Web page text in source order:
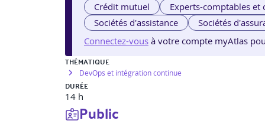
Crédit mutuel
Experts-comptables et
Sociétés d'assistance
Sociétés
Connectez-vous à votre compte myAtlas
THÉMATIQUE
DevOps et intégration continue
DURÉE
14 h
Public